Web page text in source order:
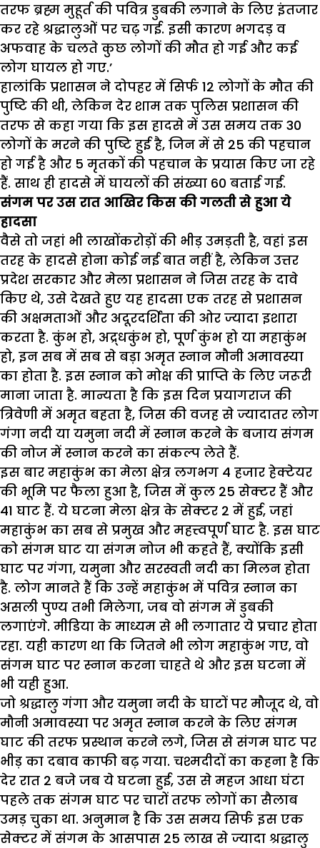
तरफ ब्रह्म मुहूर्त की पवित्र डुबकी लगाने के लिए इंतजार
कर रहे श्रद्धालुओं पर चढ़ गई. इसी कारण भगदड़ व
अफवाह के चलते कुछ लोगों की मौत हो गई और कई
लोग घायल हो गए.’
हालांकि प्रशासन ने दोपहर में सिर्फ 12 लोगों के मौत की
पुष्टि की थी, लेकिन देर शाम तक पुलिस प्रशासन की
तरफ से कहा गया कि इस हादसे में उस समय तक 30
लोगों के मरने की पुष्टि हुई है, जिन में से 25 की पहचान
हो गई है और 5 मृतकों की पहचान के प्रयास किए जा रहे
हैं. साथ ही हादसे में घायलों की संख्या 60 बताई गई.
संगम पर उस रात आखिर किस की गलती से हुआ ये
हादसा
वैसे तो जहां भी लाखोंकरोड़ों की भीड़ उमड़ती है, वहां इस
तरह के हादसे होना कोई नई बात नहीं है, लेकिन उत्तर
प्रदेश सरकार और मेला प्रशासन ने जिस तरह के दावे
किए थे, उसे देखते हुए यह हादसा एक तरह से प्रशासन
की अक्षमताओं और अदूरदर्शिता की ओर ज्यादा इशारा
करता है. कुंभ हो, अद्र्धकुंभ हो, पूर्ण कुंभ हो या महाकुंभ
हो, इन सब में सब से बड़ा अमृत स्नान मौनी अमावस्या
का होता है. इस स्नान को मोक्ष की प्राप्ति के लिए जरूरी
माना जाता है. मान्यता है कि इस दिन प्रयागराज की
त्रिवेणी में अमृत बहता है, जिस की वजह से ज्यादातर लोग
गंगा नदी या यमुना नदी में स्नान करने के बजाय संगम
की नोज में स्नान करने का संकल्प लेते हैं.
इस बार महाकुंभ का मेला क्षेत्र लगभग 4 हजार हेक्टेयर
की भूमि पर फैला हुआ है, जिस में कुल 25 सेक्टर हैं और
41 घाट हैं. ये घटना मेला क्षेत्र के सेक्टर 2 में हुई, जहां
महाकुंभ का सब से प्रमुख और महत्त्वपूर्ण घाट है. इस घाट
को संगम घाट या संगम नोज भी कहते हैं, क्योंकि इसी
घाट पर गंगा, यमुना और सरस्वती नदी का मिलन होता
है. लोग मानते हैं कि उन्हें महाकुंभ में पवित्र स्नान का
असली पुण्य तभी मिलेगा, जब वो संगम में डुबकी
लगाएंगे. मीडिया के माध्यम से भी लगातार ये प्रचार होता
रहा. यही कारण था कि जितने भी लोग महाकुंभ गए, वो
संगम घाट पर स्नान करना चाहते थे और इस घटना में
भी यही हुआ.
जो श्रद्धालु गंगा और यमुना नदी के घाटों पर मौजूद थे, वो
मौनी अमावस्या पर अमृत स्नान करने के लिए संगम
घाट की तरफ प्रस्थान करने लगे, जिस से संगम घाट पर
भीड़ का दबाव काफी बढ़ गया. चश्मदीदों का कहना है कि
देर रात 2 बजे जब ये घटना हुई, उस से महज आधा घंटा
पहले तक संगम घाट पर चारों तरफ लोगों का सैलाब
उमड़ चुका था. अनुमान है कि उस समय सिर्फ इस एक
सेक्टर में संगम के आसपास 25 लाख से ज्यादा श्रद्धालु